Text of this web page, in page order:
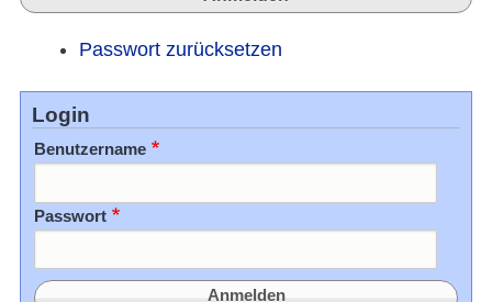
Passwort zurücksetzen
Login
Benutzername
Passwort